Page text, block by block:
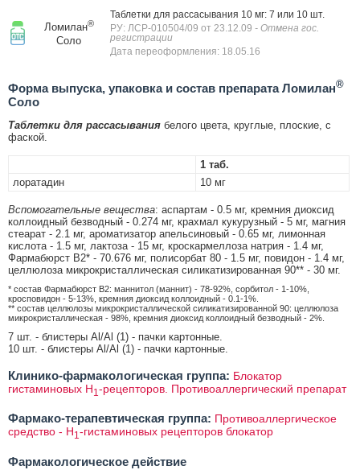
Ломилан®
Соло
Таблетки для рассасывания 10 мг: 7 или 10 шт.
РУ: ЛСР-010504/09 от 23.12.09 - Отмена гос.
регистрации
Дата переоформления: 18.05.16
Форма выпуска, упаковка и состав препарата Ломилан®
Соло
Таблетки для рассасывания белого цвета, круглые, плоские, с
фаской.
1 таб.
лоратадин
10 мг
Вспомогательные вещества: аспартам - 0.5 мг, кремния диоксид
коллоидный безводный - 0.274 мг, крахмал кукурузный - 5 мг, магния
стеарат - 2.1 мг, ароматизатор апельсиновый - 0.65 мг, лимонная
кислота - 1.5 мг, лактоза - 15 мг, кроскармеллоза натрия - 1.4 мг,
Фармабюрст B2* - 70.676 мг, полисорбат 80 - 1.5 мг, повидон - 1.4 мг,
целлюлоза микрокристаллическая силикатизированная 90** - 30 мг.
* состав Фармабюрст B2: маннитол (маннит) - 78-92%, сорбитол - 1-10%,
кросповидон - 5-13%, кремния диоксид коллоидный - 0.1-1%.
** состав целлюлозы микрокристаллической силикатизированной 90: целлюлоза
микрокристаллическая - 98%, кремния диоксид коллоидный безводный - 2%.
7 шт. - блистеры Al/Al (1) - пачки картонные.
10 шт. - блистеры Al/Al (1) - пачки картонные.
Клинико-фармакологическая группа: Блокатор
гистаминовых Н1 -рецепторов. Противоаллергический препарат
Фармако-терапевтическая группа: Противоаллергическое
средство - H1 -гистаминовых рецепторов блокатор
Фармакологическое действие